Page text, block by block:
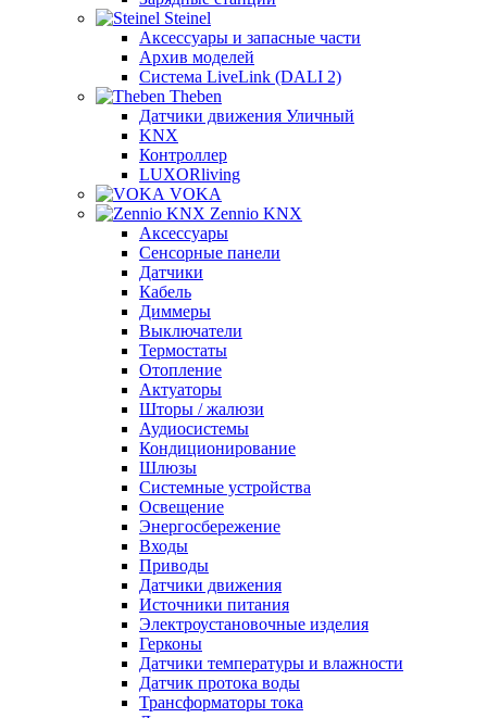
Steinel
Аксессуары и запасные части
Архив моделей
Система LiveLink (DALI 2)
Theben
Датчики движения Уличный
KNX
Контроллер
LUXORliving
VOKA
Zennio KNX
Аксессуары
Сенсорные панели
Датчики
Кабель
Диммеры
Выключатели
Термостаты
Отопление
Актуаторы
Шторы / жалюзи
Аудиосистемы
Кондиционирование
Шлюзы
Системные устройства
Освещение
Энергосбережение
Входы
Приводы
Датчики движения
Источники питания
Электроустановочные изделия
Герконы
Датчики температуры и влажности
Датчик протока воды
Трансформаторы тока